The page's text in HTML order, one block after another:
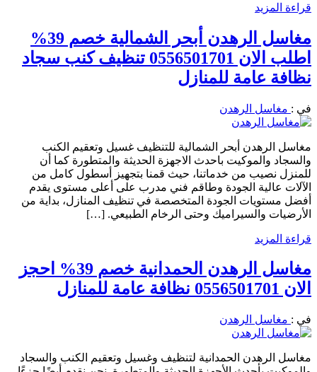
قراءة المزيد
مغاسل الرهدن أبحر الشمالية خصم 39%
اطلب الان 0556501701 تنظيف كنب سجاد
نظافة عامة للمنازل
في : مغاسل الرهدن
مغاسل الرهدن أبحر الشمالية للتنظيف غسيل وتعقيم الكنب
والسجاد والموكيت باحدث الاجهزة الحديثة والمتطورة كما أن
للمنزل نصيب من خدماتنا، حيث قمنا بتجهيز أسطول كامل من
الآلات عالية الجودة وطاقم فني مدرب على أعلى مستوى يقدم
أفضل مستويات الجودة المتخصصة في تنظيف المنازل، بداية من
الأرضيات والسيراميك وحتى الرخام الطبيعي. […]
قراءة المزيد
مغاسل الرهدن الحمدانية خصم 39% احجز
الان 0556501701 نظافة عامة للمنازل
في : مغاسل الرهدن
مغاسل الرهدن الحمدانية لتنظيف وغسيل وتعقيم الكنب والسجاد